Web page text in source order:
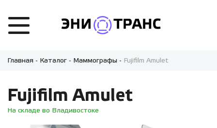
Главная - Каталог - Маммографы - Fujifilm Amulet
Fujifilm Amulet
На складе во Владивостоке